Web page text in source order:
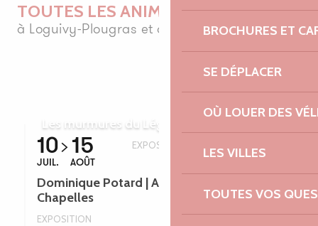
BROCHURES ET
SE DÉPLACER
OÙ LOUER DES
LES VILLES
TOUTES VOS
TOUTES LES ANIMATIONS
à Loguivy-Plougras et alentours
15
Les murmures du Léguer - Léguer en fête
EXPOSITION
10
JUIL.
15
AOÛT
Dominique Potard | Art Textile - Circuit des
Chapelles
EXPOSITION